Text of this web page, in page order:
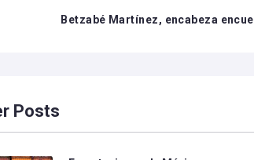
Betzabé Martínez, encabeza
Posts